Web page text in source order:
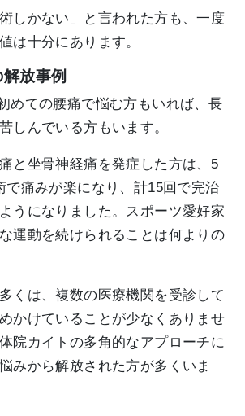
しかない」と言われた方も、一度
は十分にあります。
放事例
めての腰痛で悩む方もいれば、長
しんでいる方もいます。
と坐骨神経痛を発症した方は、5
で痛みが楽になり、計15回で完治
うになりました。スポーツ愛好家
運動を続けられることは何よりの
くは、複数の医療機関を受診して
かけていることが少なくありませ
院カイトの多角的なアプローチに
みから解放された方が多くいま